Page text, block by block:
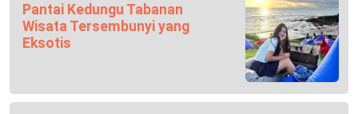
Pantai Kedungu Tabanan
Wisata Tersembunyi yang
Eksotis